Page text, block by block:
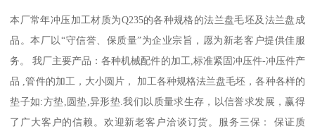
本厂常年冲压加工材质为Q235的各种规格的法兰盘毛坯及法兰盘成
品。本厂以“守信誉、保质量”为企业宗旨，愿为新老客户提供佳服
务。 我厂主要产品：各种机械配件的加工,标准紧固冲压件-冲压件产
品 ,管件的加工，大小圆片， 加工各种规格法兰盘毛坯，各种各样的
垫子如:方垫,圆垫,异形垫.我们以质量求生存，以信誉求发展，赢得
了广大客户的信赖。欢迎新老客户洽谈订货。服务三保： 保证质